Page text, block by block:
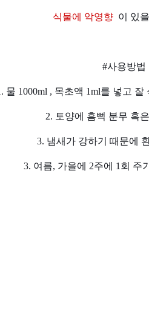
식물에 악영향 이 있
#사용방법
물 1000ml , 목초액 1ml를 넣고 잘
2. 토양에 흠뻑 분무 혹
3. 냄새가 강하기 때문에
3. 여름, 가을에 2주에 1회 주